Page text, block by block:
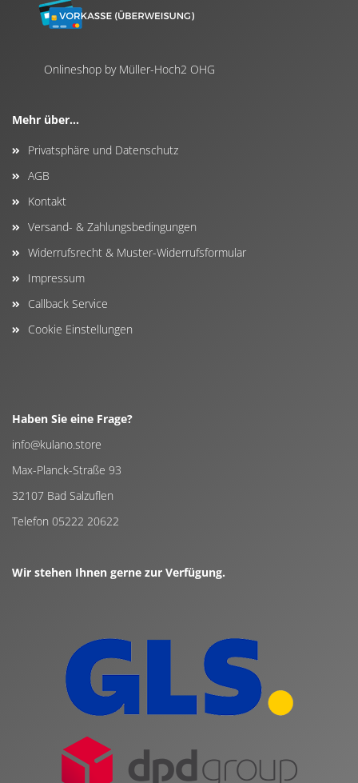
Onlineshop by Müller-Hoch2 OHG
Mehr über...
Privatsphäre und Datenschutz
AGB
Kontakt
Versand- & Zahlungsbedingungen
Widerrufsrecht & Muster-Widerrufsformular
Impressum
Callback Service
Cookie Einstellungen
Haben Sie eine Frage?
info@kulano.store
Max-Planck-Straße 93
32107 Bad Salzuflen
Telefon 05222 20622
Wir stehen Ihnen gerne zur Verfügung.